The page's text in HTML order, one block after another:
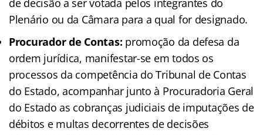
Plenário ou da Câmara para a qual for designado.
Procurador de Contas: promoção da defesa da
ordem jurídica, manifestar-se em todos os
processos da competência do Tribunal de Contas
do Estado, acompanhar junto à Procuradoria Geral
do Estado as cobranças judiciais de imputações de
débitos e multas decorrentes de decisões